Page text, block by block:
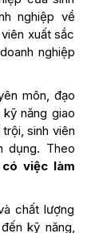
nghiệp về
xuất sắc
nghiệp
môn, đạo
năng giao
sinh viên
dụng. Theo
việc làm
chất lượng
kỹ năng,